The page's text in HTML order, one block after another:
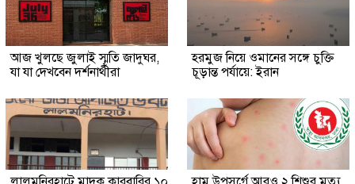
আজ খুলছে জুলাই স্মৃতি জাদুঘর,
যা যা দেখবেন দর্শনার্থীরা
হরমুজ নিয়ে ওমানের সঙ্গে চুক্তি
চূড়ান্ত পর্যায়ে: ইরান